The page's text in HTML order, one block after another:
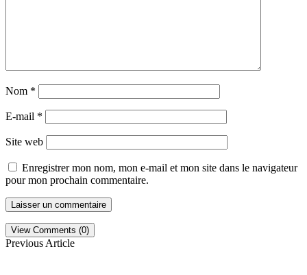
Nom *
E-mail *
Site web
Enregistrer mon nom, mon e-mail et mon site dans le navigateur
pour mon prochain commentaire.
View Comments (0)
Previous Article